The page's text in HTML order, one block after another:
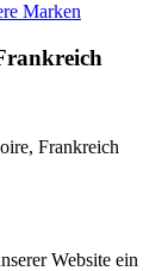
Marken
Frankreich
Website ein